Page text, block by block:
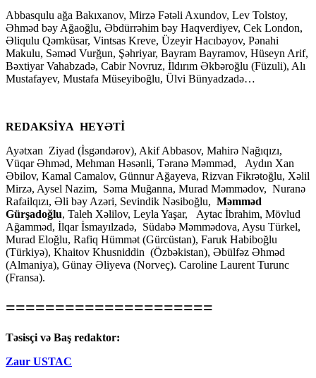
Abbasqulu ağa Bakıxanov, Mirzə Fətəli Axundov, Lev Tolstoy,
Əhməd bəy Ağaoğlu, Əbdürrəhim bəy Haqverdiyev, Cek London,
Əliqulu Qəmküsar, Vintsas Kreve, Üzeyir Hacıbəyov, Pənahi
Makulu, Səməd Vurğun, Şəhriyar, Bayram Bayramov, Hüseyn Arif,
Bəxtiyar Vahabzadə, Cabir Novruz, İldırım Əkbəroğlu (Füzuli), Alı
Mustafayev, Mustafa Müseyiboğlu, Ülvi Bünyadzadə…
REDAKSİYA HEYƏTİ
Ayətxan Ziyad (İsgəndərov), Akif Abbasov, Mahirə Nağıqızı,
Vüqar Əhməd, Mehman Həsənli, Təranə Məmməd, Aydın Xan
Əbilov, Kamal Camalov, Günnur Ağayeva, Rizvan Fikrətoğlu, Xəlil
Mirzə, Aysel Nazim, Səma Muğanna, Murad Məmmədov, Nuranə
Rafailqızı, Əli bəy Azəri, Sevindik Nəsiboğlu, Məmməd
Gürşadoğlu, Taleh Xəlilov, Leyla Yaşar, Aytac İbrahim, Mövlud
Ağamməd, İlqar İsmayılzadə, Südabə Məmmədova, Aysu Türkel,
Murad Eloğlu, Rafiq Hümmət (Gürcüstan), Faruk Habiboğlu
(Türkiyə), Khaitov Khusniddin (Özbəkistan), Əbülfəz Əhməd
(Almaniya), Günay Əliyeva (Norveç). Caroline Laurent Turunc
(Fransa).
=====================
Təsisçi və Baş redaktor:
Zaur USTAC